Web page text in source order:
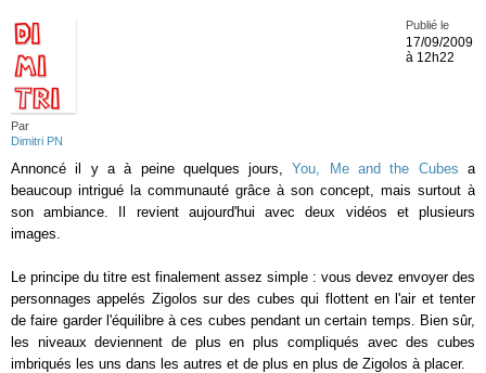
Par
Dimitri PN
Publié le
17/09/2009
à 12h22
Annoncé il y a à peine quelques jours,You, Me and the Cubes a
beaucoup intrigué la communauté grâce à son concept, mais surtout à
son ambiance. Il revient aujourd'hui avec deux vidéos et plusieurs
images.
Le principe du titre est finalement assez simple : vous devez envoyer des
personnages appelés Zigolos sur des cubes qui flottent en l'air et tenter
de faire garder l'équilibre à ces cubes pendant un certain temps. Bien sûr,
les niveaux deviennent de plus en plus compliqués avec des cubes
imbriqués les uns dans les autres et de plus en plus de Zigolos à placer.